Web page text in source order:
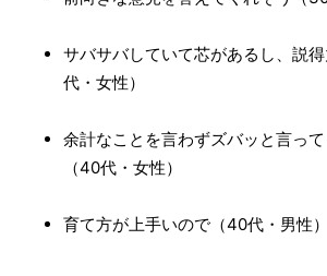
サバサバしていて芯があるし、説
代・女性）
余計なことを言わずズバッと言っ
（40代・女性）
育て方が上手いので（40代・男性）